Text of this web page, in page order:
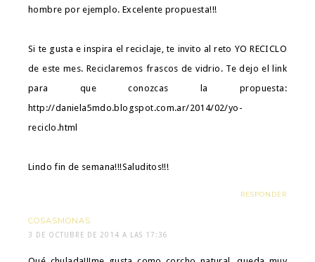
hombre por ejemplo. Excelente propuesta!!!
Si te gusta e inspira el reciclaje, te invito al reto YO RECICLO
de este mes. Reciclaremos frascos de vidrio. Te dejo el link
para que conozcas la propuesta:
http://daniela5mdo.blogspot.com.ar/2014/02/yo-
reciclo.html
Lindo fin de semana!!!Saluditos!!!
RESPONDER
COSASMONAS
3 DE OCTUBRE DE 2014 A LAS 17:36